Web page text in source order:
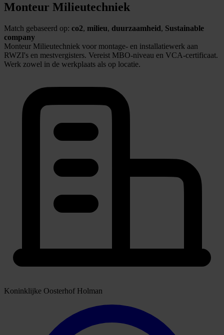
Monteur Milieutechniek
Match gebaseerd op: co2, milieu, duurzaamheid, Sustainable
company
Monteur Milieutechniek voor montage- en installatiewerk aan
RWZI's en mestvergisters. Vereist MBO-niveau en VCA-certificaat.
Werk zowel in de werkplaats als op locatie.
Koninklijke Oosterhof Holman